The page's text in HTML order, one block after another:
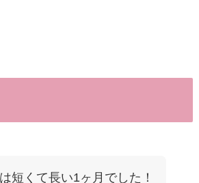
短くて長い1ヶ月でした！